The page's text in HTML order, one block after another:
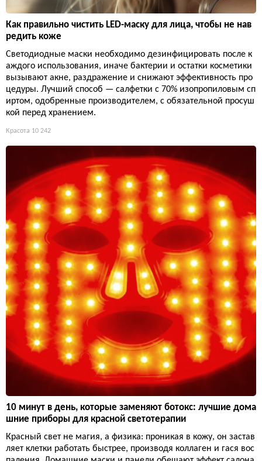
Как правильно чистить LED-маску для лица, чтобы не нав
редить коже
Светодиодные маски необходимо дезинфицировать после к
аждого использования, иначе бактерии и остатки косметики
вызывают акне, раздражение и снижают эффективность про
цедуры. Лучший способ — салфетки с 70% изопропиловым сп
иртом, одобренные производителем, с обязательной просуш
кой перед хранением.
Красота 10 242
10 минут в день, которые заменяют ботокс: лучшие дома
шние приборы для красной светотерапии
Красный свет не магия, а физика: проникая в кожу, он застав
ляет клетки работать быстрее, производя коллаген и гася вос